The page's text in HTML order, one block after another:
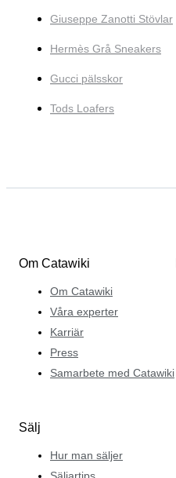
Giuseppe Zanotti Stövlar
Hermès Grå Sneakers
Gucci pälsskor
Tods Loafers
Om Catawiki
Om Catawiki
Våra experter
Karriär
Press
Samarbete med Catawiki
Sälj
Hur man säljer